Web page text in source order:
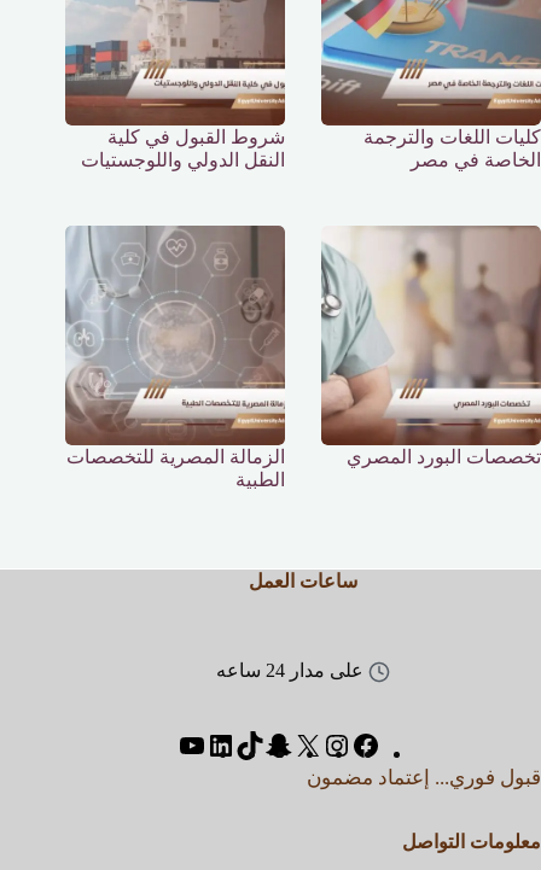
كليات اللغات والترجمة
الخاصة في مصر
شروط القبول في كلية
النقل الدولي واللوجستيات
تخصصات البورد المصري
الزمالة المصرية للتخصصات
الطبية
ساعات العمل
على مدار 24 ساعه
قبول فوري... إعتماد مضمون
معلومات التواصل